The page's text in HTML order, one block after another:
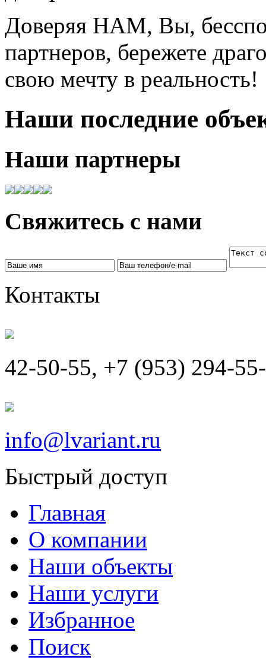
Доверяя НАМ, Вы,
партнеров, бережете
свою мечту в реальность!
Наши последние
Наши партнеры
Свяжитесь с нами
Контакты
42-50-55, +7 (953) 294-
info@lvariant.ru
Быстрый доступ
Главная
О компании
Наши объекты
Наши услуги
Избранное
Поиск